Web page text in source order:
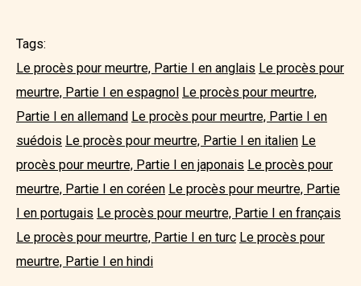
Tags:
Le procès pour meurtre, Partie I en anglais Le procès pour
meurtre, Partie I en espagnol Le procès pour meurtre,
Partie I en allemand Le procès pour meurtre, Partie I en
suédois Le procès pour meurtre, Partie I en italien Le
procès pour meurtre, Partie I en japonais Le procès pour
meurtre, Partie I en coréen Le procès pour meurtre, Partie
I en portugais Le procès pour meurtre, Partie I en français
Le procès pour meurtre, Partie I en turc Le procès pour
meurtre, Partie I en hindi